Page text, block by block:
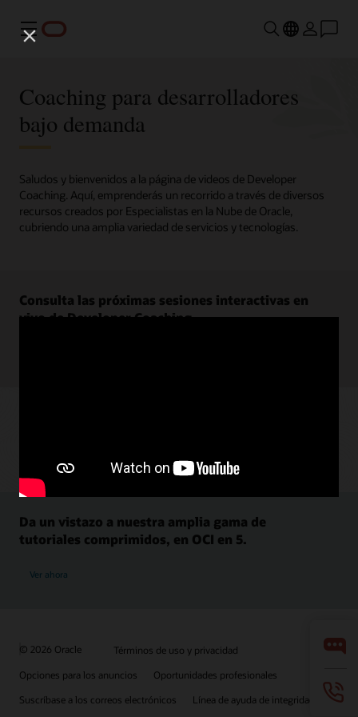
Menú
Coaching para desarrolladores
bajo demanda
Saludos y bienvenidos a la página de videos de Developer
Coaching. Aquí, emprenderás un recorrido a través de diversos
recursos creados por Especialistas en la Nube de Oracle,
cubriendo una amplia variedad de servicios y tecnologías.
Consulta las próximas sesiones interactivas en
vivo de Developer Coaching.
Da un vistazo a nuestra amplia gama de
tutoriales comprimidos, en OCI en 5.
Ver ahora
© 2026 Oracle
Términos de uso y privacidad
Opciones para los anuncios
Oportunidades profesionales
Suscríbase a los correos electrónicos
Línea de ayuda de integridad